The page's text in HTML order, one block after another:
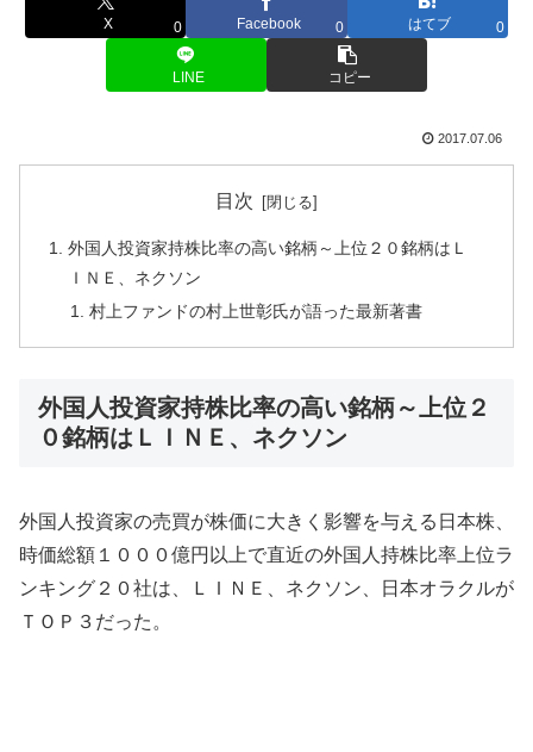
X 0 Facebook 0 はてブ 0
LINE コピー
2017.07.06
目次
外国人投資家持株比率の高い銘柄～上位２０銘柄はＬ
ＩＮＥ、ネクソン
村上ファンドの村上世彰氏が語った最新著書
外国人投資家持株比率の高い銘柄～上位２
０銘柄はＬＩＮＥ、ネクソン
外国人投資家の売買が株価に大きく影響を与える日本株、
時価総額１０００億円以上で直近の外国人持株比率上位ラ
ンキング２０社は、ＬＩＮＥ、ネクソン、日本オラクルが
ＴＯＰ３だった。